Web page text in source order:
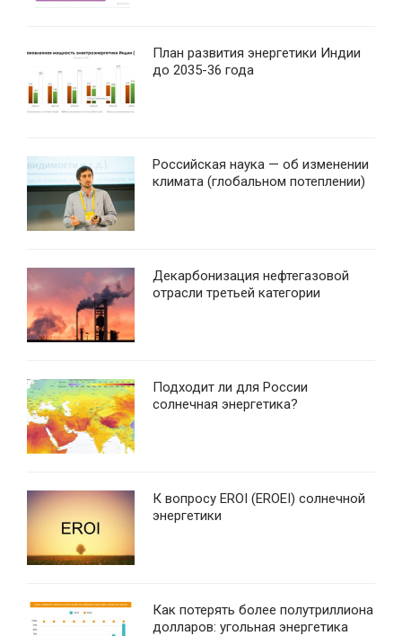
План развития энергетики Индии
до 2035-36 года
Российская наука — об изменении
климата (глобальном потеплении)
Декарбонизация нефтегазовой
отрасли третьей категории
Подходит ли для России
солнечная энергетика?
К вопросу EROI (EROEI) солнечной
энергетики
Как потерять более полутриллиона
долларов: угольная энергетика